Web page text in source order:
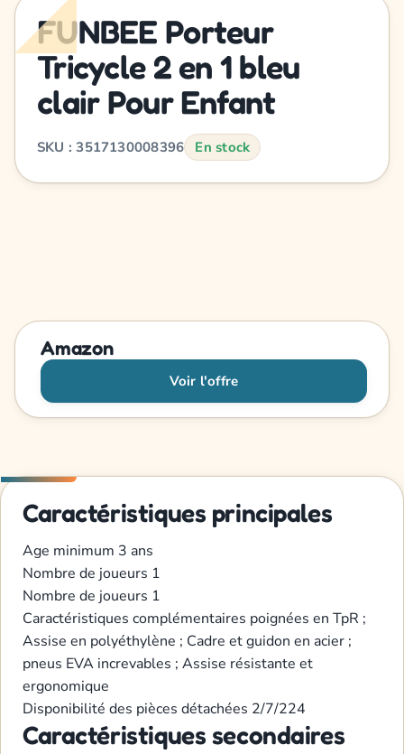
FUNBEE Porteur
Tricycle 2 en 1 bleu
clair Pour Enfant
SKU : 3517130008396 En stock
Amazon
Voir l'offre
Caractéristiques principales
Age minimum 3 ans
Nombre de joueurs 1
Nombre de joueurs 1
Caractéristiques complémentaires poignées en TpR ;
Assise en polyéthylène ; Cadre et guidon en acier ;
pneus EVA increvables ; Assise résistante et
ergonomique
Disponibilité des pièces détachées 2/7/224
Caractéristiques secondaires